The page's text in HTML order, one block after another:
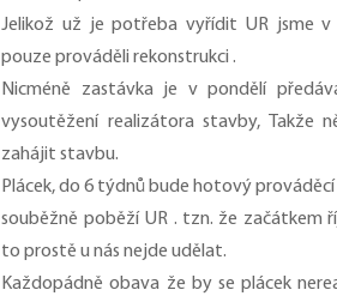
Jelikož už je potřeba vyřídit UR jsme v
pouze prováděli rekonstrukci .
Nicméně zastávka je v pondělí
vysoutěžení realizátora stavby, Takže
zahájit stavbu.
Plácek, do 6 týdnů bude hotový
souběžně poběží UR . tzn. že začátkem
to prostě u nás nejde udělat.
Každopádně obava že by se plácek